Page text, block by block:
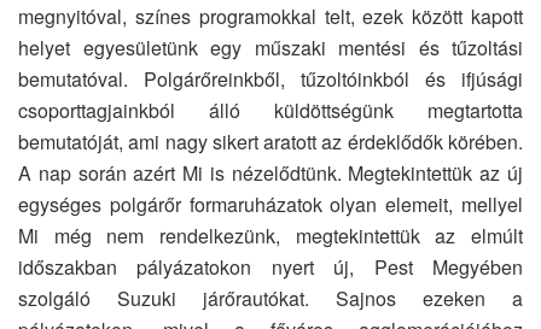
megnyitóval, színes programokkal telt, ezek között kapott
helyet egyesületünk egy műszaki mentési és tűzoltási
bemutatóval. Polgárőreinkből, tűzoltóinkból és ifjúsági
csoporttagjainkból álló küldöttségünk megtartotta
bemutatóját, ami nagy sikert aratott az érdeklődők körében.
A nap során azért Mi is nézelődtünk. Megtekintettük az új
egységes polgárőr formaruházatok olyan elemeit, mellyel
Mi még nem rendelkezünk, megtekintettük az elmúlt
időszakban pályázatokon nyert új, Pest Megyében
szolgáló Suzuki járőrautókat. Sajnos ezeken a